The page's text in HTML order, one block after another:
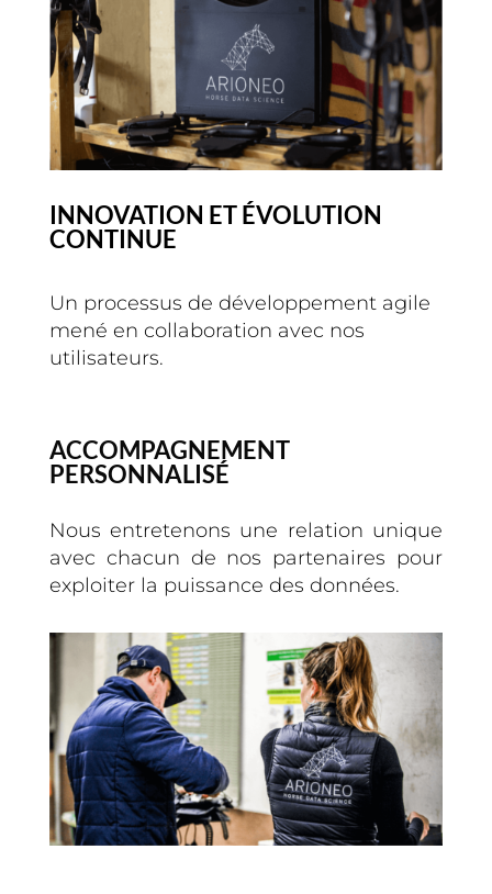
INNOVATION ET ÉVOLUTION
CONTINUE
Un processus de développement agile
mené en collaboration avec nos
utilisateurs.
ACCOMPAGNEMENT
PERSONNALISÉ
Nous entretenons une relation unique
avec chacun de nos partenaires pour
exploiter la puissance des données.